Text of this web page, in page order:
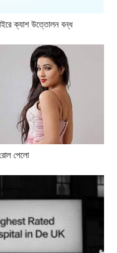
বাইরে ক্যাশ উত্তোলন বন্ধ
রোল পেলো